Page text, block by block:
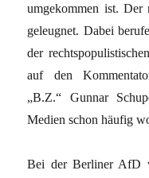
umgekommen ist. Der
geleugnet. Dabei
der
auf den
„B.Z.“ Gunnar
Medien schon häufig
Bei der Berliner AfD